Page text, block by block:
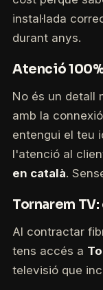
instal·lada
durant anys.
Atenció
No és un detall
amb la
entengui el teu
l'atenció al
en català.
Tornarem
Al contractar
tens accés a
televisió que